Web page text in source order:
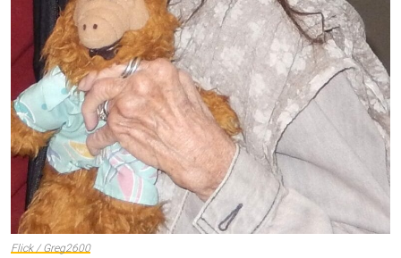
Flick / Greg2600